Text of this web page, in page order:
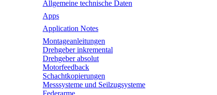
Allgemeine technische Daten
Apps
Application Notes
Montageanleitungen
Drehgeber inkremental
Drehgeber absolut
Motorfeedback
Schachtkopierungen
Messsysteme und Seilzugsysteme
Federarme